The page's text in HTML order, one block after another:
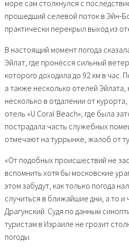
море сам столкнулся с
прошедший селевой поток в Эйн-
практически перекрыл выход из
В настоящий момент погода
Эйлат, где пронёсся сильный
которого доходила до 92 км в час.
а также несколько отелей
несколько в отдалении от
отель «U Coral Beach», где была
пострадала часть служебных
отмечают на туррынке, жалоб от
«От подобных происшествий не
вспомнить хотя бы московские
этом забудут, как только погода
случиться в ближайшие дни, а то
Драгунский. Судя по данным
туристам в Израиле не грозит
погоды.